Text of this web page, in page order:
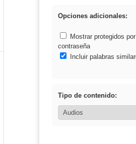
Opciones adicionales:
Mostrar protegidos por
contraseña
Incluir palabras
Tipo de contenido: